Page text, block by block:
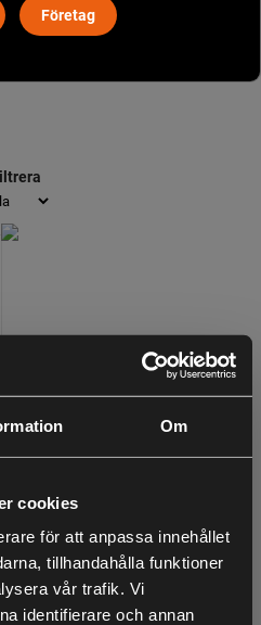
Om
cookies
för att anpassa innehållet
tillhandahålla funktioner
vår trafik. Vi
identifierare och annan
KATEGORI
Företag